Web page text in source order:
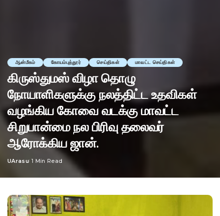
ஆன்மீகம் கோயம்புத்தூர் செய்திகள் மாவட்ட செய்திகள்
கிருஸ்துமஸ் விழா தொழு
நோயாளிகளுக்கு நலத்திட்ட உதவிகள்
வழங்கிய கோவை வடக்கு மாவட்ட
சிறுபான்மை நல பிரிவு தலைவர்
ஆரோக்கிய ஜான்.
Posted
UArasu 1 Min Read